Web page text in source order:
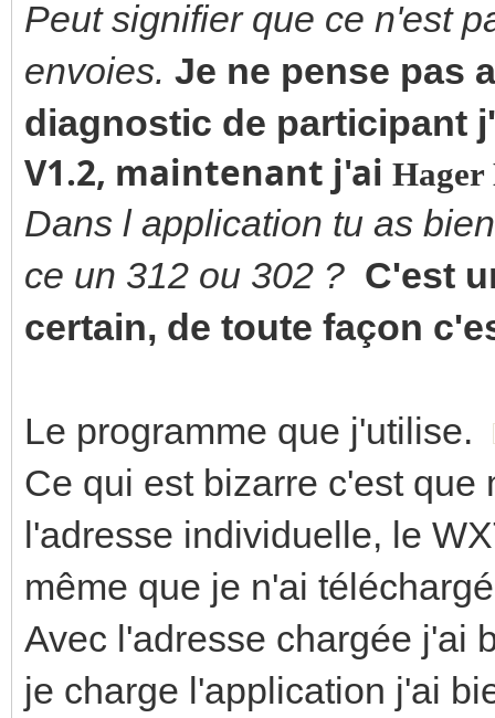
Peut signifier que ce n'est
envoies. Je ne pense pas
diagnostic de participant
V1.2, maintenant j'ai Hager
Dans l application tu as
ce un 312 ou 302 ? C'est
certain, de toute façon
Le programme que j'utilise.
Ce qui est bizarre c'est
l'adresse individuelle, le
même que je n'ai
Avec l'adresse chargée j'ai
je charge l'application j'ai